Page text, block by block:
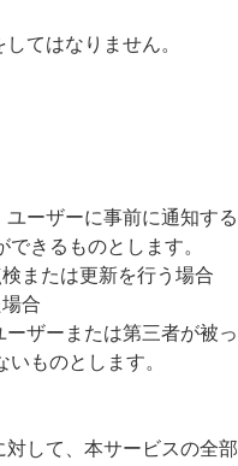
てはなりません。
ーザーに事前に通知す
きるものとします。
または更新を行う場合
合
ザーまたは第三者が被
ものとします。
して、本サービスの全